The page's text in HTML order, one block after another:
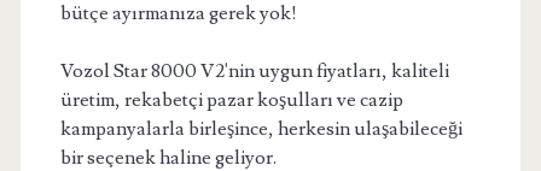
bütçe ayırmanıza gerek yok!
Vozol Star 8000 V2'nin uygun fiyatları, kaliteli
üretim, rekabetçi pazar koşulları ve cazip
kampanyalarla birleşince, herkesin ulaşabileceği
bir seçenek haline geliyor.